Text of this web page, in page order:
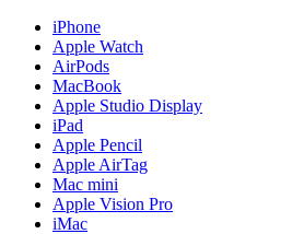
iPhone
Apple Watch
AirPods
MacBook
Apple Studio Display
iPad
Apple Pencil
Apple AirTag
Mac mini
Apple Vision Pro
iMac